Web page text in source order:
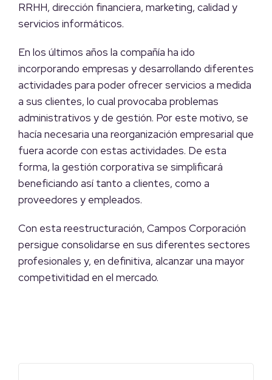
RRHH, dirección financiera, marketing, calidad y
servicios informáticos.
En los últimos años la compañía ha ido
incorporando empresas y desarrollando diferentes
actividades para poder ofrecer servicios a medida
a sus clientes, lo cual provocaba problemas
administrativos y de gestión. Por este motivo, se
hacía necesaria una reorganización empresarial que
fuera acorde con estas actividades. De esta
forma, la gestión corporativa se simplificará
beneficiando así tanto a clientes, como a
proveedores y empleados.
Con esta reestructuración, Campos Corporación
persigue consolidarse en sus diferentes sectores
profesionales y, en definitiva, alcanzar una mayor
competivitidad en el mercado.